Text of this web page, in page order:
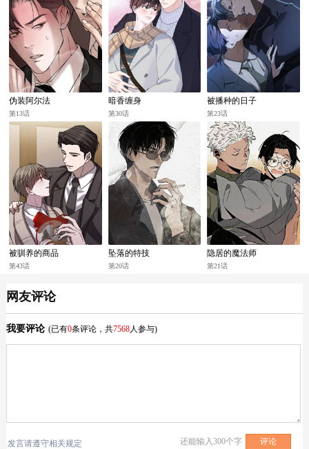
伪装阿尔法
第13话
暗香缠身
第30话
被播种的日子
第23话
被驯养的商品
第43话
坠落的特技
第20话
隐居的魔法师
第21话
网友评论
我要评论 (已有0条评论，共7568人参与)
发言请遵守相关规定 还能输入300个字